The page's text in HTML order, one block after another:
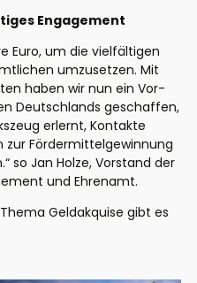
Engagement
Euro, um die vielfältigen
umzusetzen. Mit
haben wir nun ein Vor-
Deutschlands geschaffen,
erlernt, Kontakte
Fördermittelgewinnung
so Jan Holze, Vorstand der
und Ehrenamt.
Geldakquise gibt es